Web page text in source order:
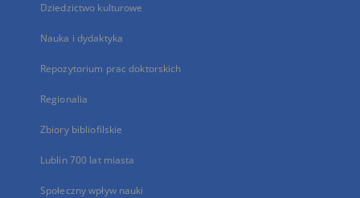
Dziedzictwo kulturowe
Nauka i dydaktyka
Repozytorium prac doktorskich
Regionalia
Zbiory bibliofilskie
Lublin 700 lat miasta
Społeczny wpływ nauki